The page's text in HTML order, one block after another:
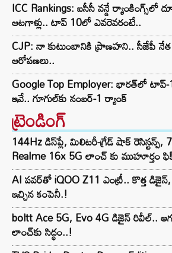
ICC Rankings: ఐసీసీ వన్డే ర్యాంకింగ్స్‌లో
ఆటగాళ్లు.. టాప్ 10లో ఎవరెవరంటే..
CJP: నా కుటుంబానికి ప్రాణహని.. సీజేపీ
ఆరోపణలు..
Google Top Employer: భారత్‌లో టాప్-
ఇవే.. గూగుల్‌కు నంబర్-1 ర్యాంక్
ట్రెండింగ్‌
144Hz డిస్‌ప్లే, మిలిటరీ-గ్రేడ్ షాక్
Realme 16x 5G లాంచ్ కు ముహూర్తం
AI పవర్‌తో iQOO Z11 ఎంట్రీ.. కొత్త డిజైన్,
ఇచ్చిన కంపెనీ.!
boltt Ace 5G, Evo 4G డిజైన్ రివీల్..
లాంచ్‌కు సిద్ధం..!